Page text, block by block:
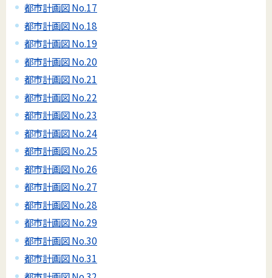
都市計画図 No.17
都市計画図 No.18
都市計画図 No.19
都市計画図 No.20
都市計画図 No.21
都市計画図 No.22
都市計画図 No.23
都市計画図 No.24
都市計画図 No.25
都市計画図 No.26
都市計画図 No.27
都市計画図 No.28
都市計画図 No.29
都市計画図 No.30
都市計画図 No.31